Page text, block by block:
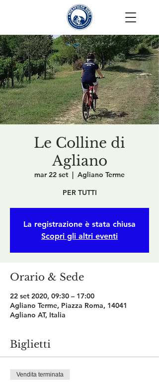
Le Colline di
Agliano
mar 22 set
  |
Agliano Terme
PER TUTTI
La registrazione è stata chiusa
Scopri gli altri eventi
Orario & Sede
22 set 2020, 09:30 – 17:00
Agliano Terme, Piazza Roma, 14041
Agliano AT, Italia
Biglietti
Vendita terminata